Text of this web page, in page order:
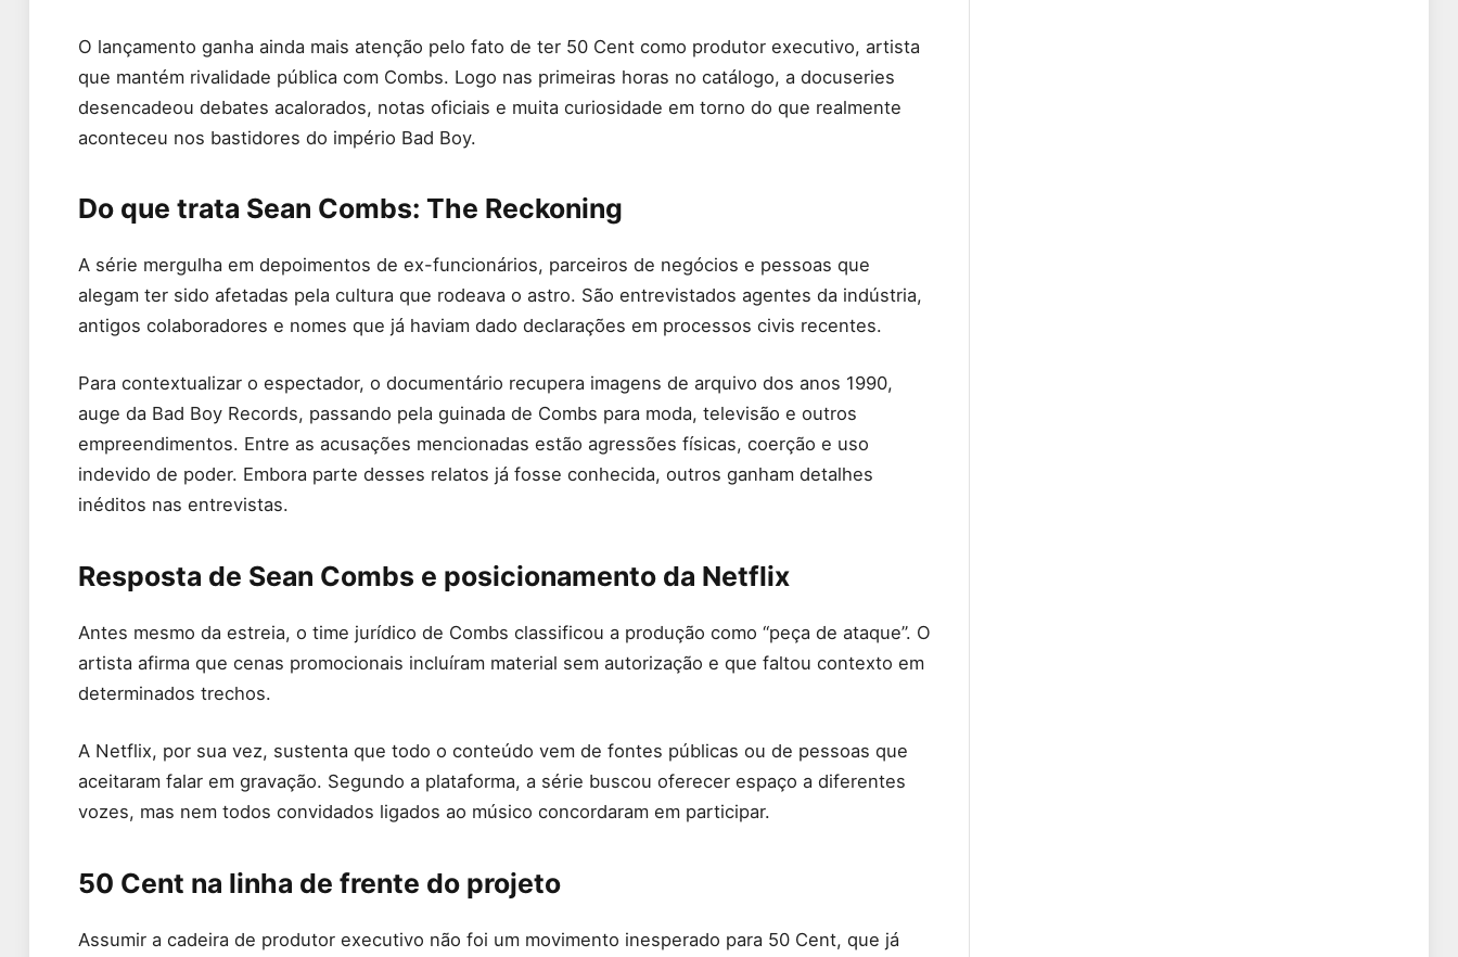
O lançamento ganha ainda mais atenção pelo fato de ter 50 Cent como produtor executivo, artista
que mantém rivalidade pública com Combs. Logo nas primeiras horas no catálogo, a docuseries
desencadeou debates acalorados, notas oficiais e muita curiosidade em torno do que realmente
aconteceu nos bastidores do império Bad Boy.
Do que trata Sean Combs: The Reckoning
A série mergulha em depoimentos de ex-funcionários, parceiros de negócios e pessoas que
alegam ter sido afetadas pela cultura que rodeava o astro. São entrevistados agentes da indústria,
antigos colaboradores e nomes que já haviam dado declarações em processos civis recentes.
Para contextualizar o espectador, o documentário recupera imagens de arquivo dos anos 1990,
auge da Bad Boy Records, passando pela guinada de Combs para moda, televisão e outros
empreendimentos. Entre as acusações mencionadas estão agressões físicas, coerção e uso
indevido de poder. Embora parte desses relatos já fosse conhecida, outros ganham detalhes
inéditos nas entrevistas.
Resposta de Sean Combs e posicionamento da Netflix
Antes mesmo da estreia, o time jurídico de Combs classificou a produção como “peça de ataque”. O
artista afirma que cenas promocionais incluíram material sem autorização e que faltou contexto em
determinados trechos.
A Netflix, por sua vez, sustenta que todo o conteúdo vem de fontes públicas ou de pessoas que
aceitaram falar em gravação. Segundo a plataforma, a série buscou oferecer espaço a diferentes
vozes, mas nem todos convidados ligados ao músico concordaram em participar.
50 Cent na linha de frente do projeto
Assumir a cadeira de produtor executivo não foi um movimento inesperado para 50 Cent, que já